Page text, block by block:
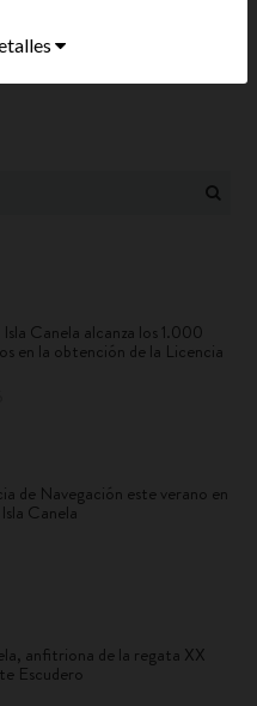
Canela alcanza los 1.000
en la obtención de la Licencia
de Navegación este verano en
Canela
anfitriona de la regata XX
Escudero